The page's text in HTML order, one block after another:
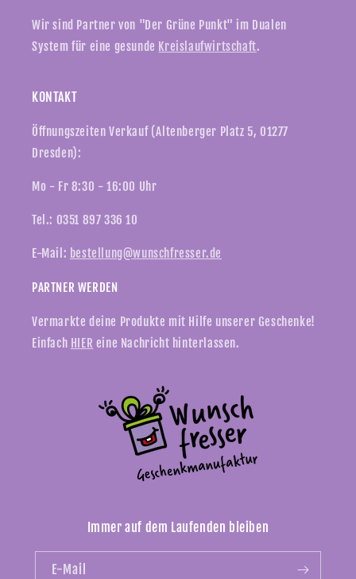
Wir sind Partner von "Der Grüne Punkt" im Dualen
System für eine gesunde Kreislaufwirtschaft.
KONTAKT
Öffnungszeiten Verkauf (Altenberger Platz 5, 01277
Dresden):
Mo - Fr 8:30 - 16:00 Uhr
Tel.: 0351 897 336 10
E-Mail: bestellung@wunschfresser.de
PARTNER WERDEN
Vermarkte deine Produkte mit Hilfe unserer Geschenke!
Einfach HIER eine Nachricht hinterlassen.
Immer auf dem Laufenden bleiben
E-Mail